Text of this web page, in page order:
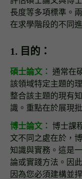
長度等多項標準。
在求學階段的不同
1. 目的：
碩士論文： 通常在
該領域特定主題的
整合該主題的現有
識。重點在於展現
博士論文： 博士課
文不同之處在於，
知識與實務。這是
論或實踐方法。因
因為您必須建構並